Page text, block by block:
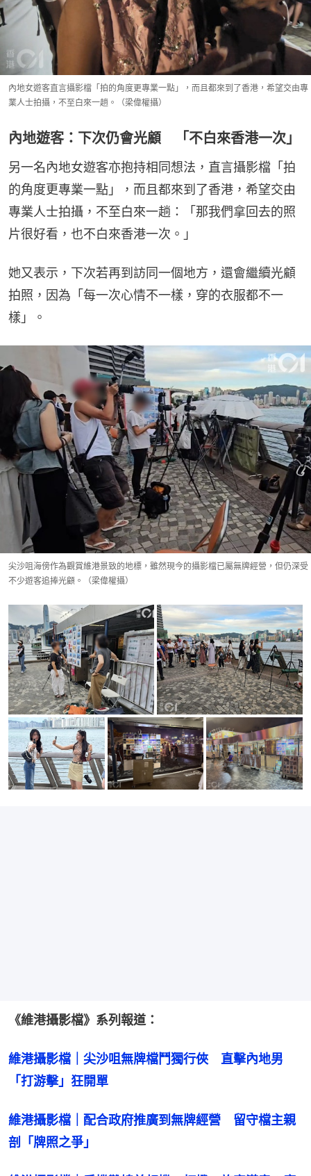
內地女遊客直言攝影檔「拍的角度更專業一點」，而且都來到了香港，希望交由專
業人士拍攝，不至白來一趟。（梁偉權攝）
內地遊客：下次仍會光顧 「不白來香港一次」
另一名內地女遊客亦抱持相同想法，直言攝影檔「拍
的角度更專業一點」，而且都來到了香港，希望交由
專業人士拍攝，不至白來一趟：「那我們拿回去的照
片很好看，也不白來香港一次。」
她又表示，下次若再到訪同一個地方，還會繼續光顧
拍照，因為「每一次心情不一樣，穿的衣服都不一
樣」。
尖沙咀海傍作為觀賞維港景致的地標，雖然現今的攝影檔已屬無牌經營，但仍深受
不少遊客追捧光顧。（梁偉權攝）
《維港攝影檔》系列報道：
維港攝影檔｜尖沙咀無牌檔鬥獨行俠　直擊內地男
「打游擊」狂開單
維港攝影檔｜配合政府推廣到無牌經營　留守檔主親
剖「牌照之爭」